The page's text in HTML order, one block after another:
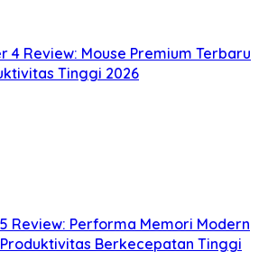
4 Review: Mouse Premium Terbaru
Tinggi 2026
Review: Performa Memori Modern
Berkecepatan Tinggi